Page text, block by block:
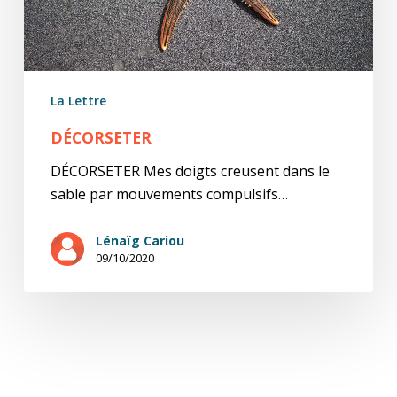
La Lettre
DÉCORSETER
DÉCORSETER Mes doigts creusent dans le
sable par mouvements compulsifs…
Lénaïg Cariou
09/10/2020